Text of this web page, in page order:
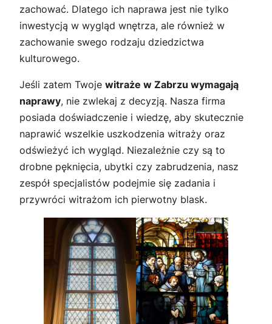
zachować. Dlatego ich naprawa jest nie tylko
inwestycją w wygląd wnętrza, ale również w
zachowanie swego rodzaju dziedzictwa
kulturowego.
Jeśli zatem Twoje witraże w Zabrzu wymagają
naprawy, nie zwlekaj z decyzją. Nasza firma
posiada doświadczenie i wiedzę, aby skutecznie
naprawić wszelkie uszkodzenia witraży oraz
odświeżyć ich wygląd. Niezależnie czy są to
drobne pęknięcia, ubytki czy zabrudzenia, nasz
zespół specjalistów podejmie się zadania i
przywróci witrażom ich pierwotny blask.